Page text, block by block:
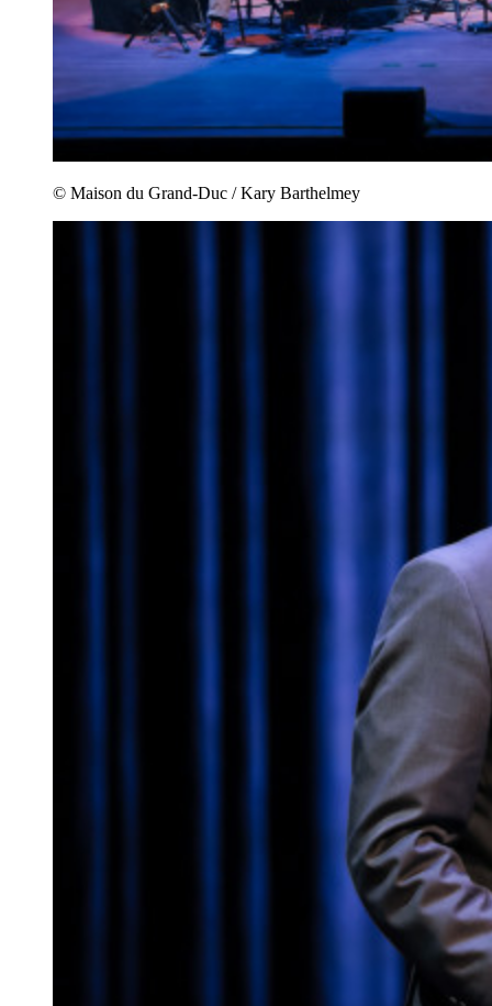
© Maison du Grand-Duc / Kary Barthelmey